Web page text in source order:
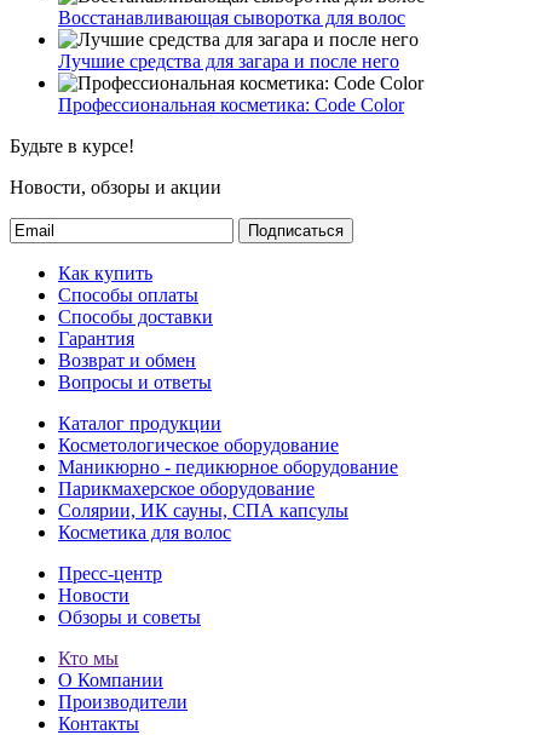
Восстанавливающая сыворотка для волос
Лучшие средства для загара и после него
Профессиональная косметика: Code Color
Будьте в курсе!
Новости, обзоры и акции
Подписаться
Как купить
Способы оплаты
Способы доставки
Гарантия
Возврат и обмен
Вопросы и ответы
Каталог продукции
Косметологическое оборудование
Маникюрно - педикюрное оборудование
Парикмахерское оборудование
Солярии, ИК сауны, СПА капсулы
Косметика для волос
Пресс-центр
Новости
Обзоры и советы
Кто мы
О Компании
Производители
Контакты